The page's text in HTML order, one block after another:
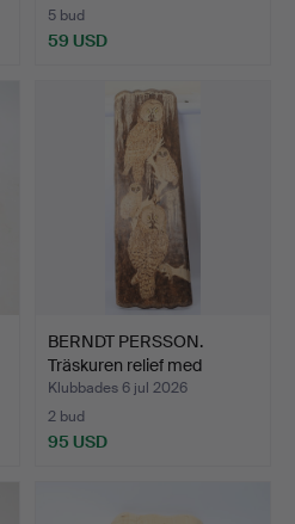
5 bud
59 USD
BERNDT PERSSON.
Träskuren relief med
pyrog…
Klubbades 6 jul 2026
2 bud
95 USD